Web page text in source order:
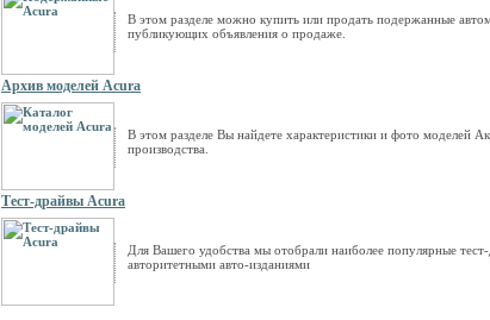
В этом разделе можно купить или продать подержанные
публикующих объявления о продаже.
Архив моделей Acura
В этом разделе Вы найдете характеристики и фото моделей
производства.
Тест-драйвы Acura
Для Вашего удобства мы отобрали наиболее популярные
авторитетными авто-изданиями